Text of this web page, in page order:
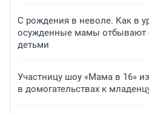
С рождения в неволе. Как в
осужденные мамы отбывают
детьми
Участницу шоу «Мама в 16»
в домогательствах к